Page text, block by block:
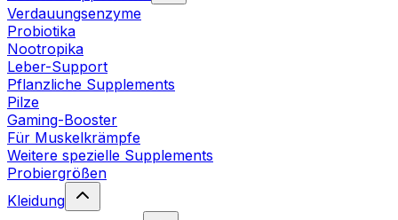
Verdauungsenzyme
Probiotika
Nootropika
Leber-Support
Pflanzliche Supplements
Pilze
Gaming-Booster
Für Muskelkrämpfe
Weitere spezielle Supplements
Probiergrößen
Kleidung